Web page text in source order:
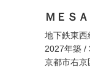
ＭＥＳ
地下鉄東
2027年築 /
京都市右京